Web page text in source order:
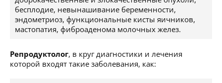
бесплодие, невынашивание беременности,
эндометриоз, функциональные кисты яичников,
мастопатия, фиброаденома молочных желез.
Репродуктолог, в круг диагностики и лечения
которой входят такие заболевания, как: